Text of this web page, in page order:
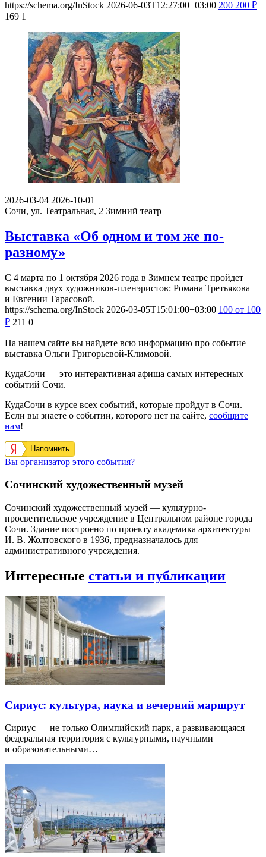
https://schema.org/InStock 2026-06-03T12:27:00+03:00 200 200 ₽
169 1
2026-03-04 2026-10-01
Сочи, ул. Театральная, 2 Зимний театр
Выставка «Об одном и том же по-
разному»
С 4 марта по 1 октября 2026 года в Зимнем театре пройдет
выставка двух художников-пленэристов: Романа Третьякова
и Евгении Тарасовой.
https://schema.org/InStock 2026-03-05T15:01:00+03:00 100 от 100
₽ 211 0
На нашем сайте вы найдете всю информацию про событие
выставка Ольги Григорьевой-Климовой.
КудаСочи — это интерактивная афиша самых интересных
событий Сочи.
КудаСочи в курсе всех событий, которые пройдут в Сочи.
Если вы знаете о событии, которого нет на сайте, сообщите
нам!
Напомнить
Вы организатор этого события?
Сочинский художественный музей
Сочинский художественный музей — культурно-
просветительское учреждение в Центральном районе города
Сочи. Здание построено по проекту академика архитектуры
И. В. Жолтовского в 1936, предназначалось для
административного учреждения.
Интересные статьи и публикации
Сириус: культура, наука и вечерний маршрут
Сириус — не только Олимпийский парк, а развивающаяся
федеральная территория с культурными, научными
и образовательными…